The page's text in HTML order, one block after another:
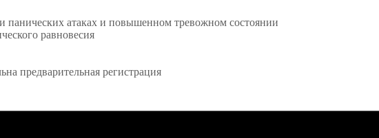
атаках и повышенном тревожном состоянии
равновесия
предварительная регистрация